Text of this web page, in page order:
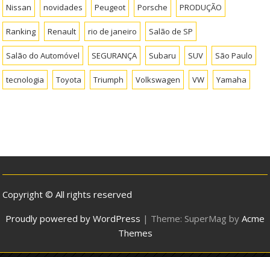
Nissan novidades Peugeot Porsche PRODUÇÃO
Ranking Renault rio de janeiro Salão de SP
Salão do Automóvel SEGURANÇA Subaru SUV São Paulo
tecnologia Toyota Triumph Volkswagen VW Yamaha
Copyright © All rights reserved
Proudly powered by WordPress | Theme: SuperMag by Acme
Themes